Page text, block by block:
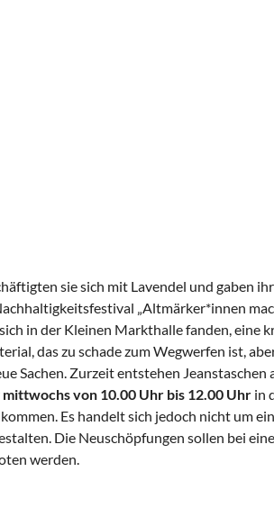
sie sich mit Lavendel und gaben
„Altmärker*innen
in der Kleinen Markthalle fanden, eine
das zu schade zum Wegwerfen ist,
Sachen. Zurzeit entstehen Jeanstaschen
mittwochs von 10.00 Uhr bis 12.00 Uhrin
Es handelt sich jedoch nicht um
Die Neuschöpfungen sollen bei
werden.